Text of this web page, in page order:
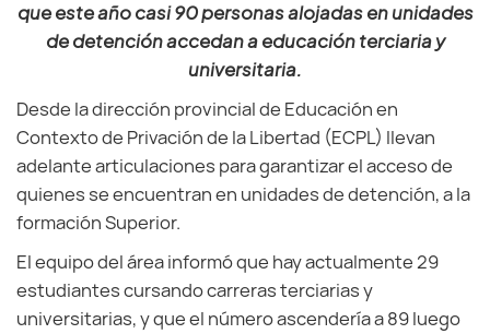
que este año casi 90 personas alojadas en unidades
de detención accedan a educación terciaria y
universitaria.
Desde la dirección provincial de Educación en
Contexto de Privación de la Libertad (ECPL) llevan
adelante articulaciones para garantizar el acceso de
quienes se encuentran en unidades de detención, a la
formación Superior.
El equipo del área informó que hay actualmente 29
estudiantes cursando carreras terciarias y
universitarias, y que el número ascendería a 89 luego